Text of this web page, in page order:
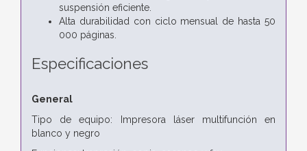
suspensión eficiente.
Alta durabilidad con ciclo mensual de hasta 50
000 páginas.
Especificaciones
General
Tipo de equipo: Impresora láser multifunción en
blanco y negro